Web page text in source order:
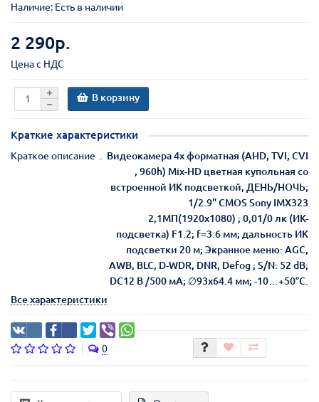
Наличие: Есть в наличии
2 290р.
Цена с НДС
В корзину
Краткие характеристики
Краткое описание
Видеокамера 4х форматная (AHD, TVI, CVI
, 960h) Mix-HD цветная купольная со
встроенной ИК подсветкой, ДЕНЬ/НОЧЬ;
1/2.9" CMOS Sony IMX323
2,1МП(1920x1080) ; 0,01/0 лк (ИК-
подсветка) F1.2; f=3.6 мм; дальность ИК
подсветки 20 м; Экранное меню: AGC,
AWB, BLC, D-WDR, DNR, Defog ; S/N: 52 dB;
DC12 В /500 мА; ∅93х64.4 мм; -10…+50°C.
Все характеристики
0